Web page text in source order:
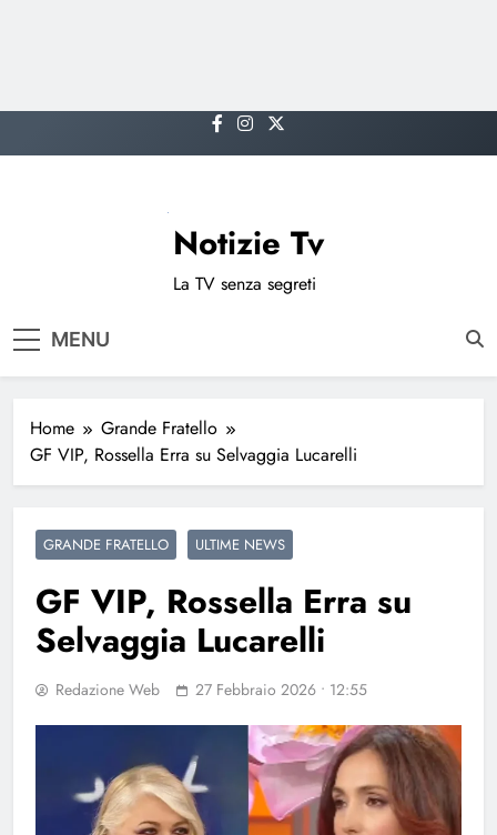
to
Notizie Tv
La TV senza segreti
MENU
Home
Grande Fratello
GF VIP, Rossella Erra su Selvaggia Lucarelli
GRANDE FRATELLO ULTIME NEWS
GF VIP, Rossella Erra su
Selvaggia Lucarelli
Redazione Web 27 Febbraio 2026 • 12:55